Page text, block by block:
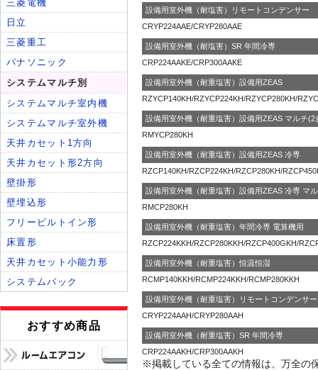
設備用室外機（耐塩害）リモートコンデンサー
CRYP224AAE/CRYP280AAE
設備用室外機（耐塩害）SR 年間冷専
CRP224AAKE/CRP300AAKE
設備用室外機（耐重塩害）設備用ZEAS
RZYCP140KH/RZYCP224KH/RZYCP280KH/
設備用室外機（耐重塩害）設備用ZEAS マルチ(2
RMYCP280KH
設備用室外機（耐重塩害）設備用ZEAS 冷専
RZCP140KH/RZCP224KH/RZCP280KH/
設備用室外機（耐重塩害）設備用ZEAS 冷専 マ
RMCP280KH
設備用室外機（耐重塩害）年間冷専 電算機用
RZCP224KKH/RZCP280KKH/RZCP400GKH/
設備用室外機（耐重塩害）恒温恒湿
RCMP140KKH/RCMP224KKH/RCMP280KKH
設備用室外機（耐重塩害）リモートコンデンサー
CRYP224AAH/CRYP280AAH
設備用室外機（耐重塩害）SR 年間冷専
CRP224AAKH/CRP300AAKH
※掲載している全ての情報は、万全の